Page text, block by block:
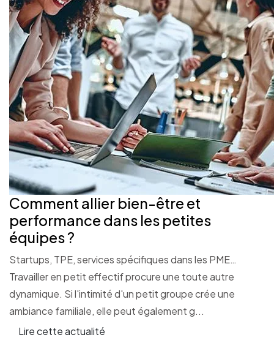
Comment allier bien-être et
performance dans les petites
équipes ?
Startups, TPE, services spécifiques dans les PME…
Travailler en petit effectif procure une toute autre
dynamique. Si l'intimité d'un petit groupe crée une
ambiance familiale, elle peut également g...
Lire cette actualité